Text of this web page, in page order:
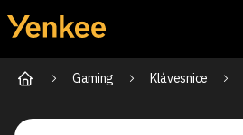
Gaming Klávesnice